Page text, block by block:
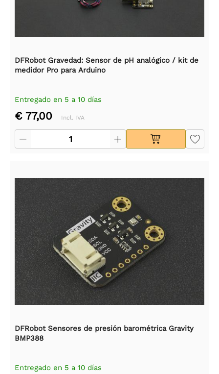
DFRobot Gravedad: Sensor de pH analógico / kit de
medidor Pro para Arduino
Entregado en 5 a 10 días
€ 77,00 Incl. IVA
DFRobot Sensores de presión barométrica Gravity
BMP388
Entregado en 5 a 10 días